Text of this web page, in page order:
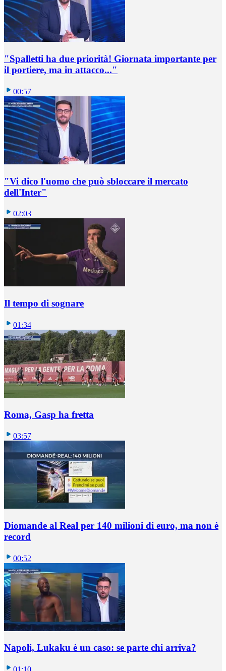
"Spalletti ha due priorità! Giornata importante per
il portiere, ma in attacco..."
00:57
"Vi dico l'uomo che può sbloccare il mercato
dell'Inter"
02:03
Il tempo di sognare
01:34
Roma, Gasp ha fretta
03:57
Diomande al Real per 140 milioni di euro, ma non è
record
00:52
Napoli, Lukaku è un caso: se parte chi arriva?
01:10